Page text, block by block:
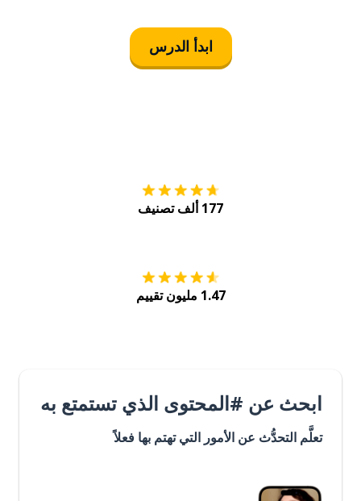
ابدأ الدرس
177 ألف تصنيف
1.47 مليون تقييم
ابحث عن #المحتوى الذي تستمتع به
تعلَّم التحدُّث عن الأمور التي تهتم بها فعلاً